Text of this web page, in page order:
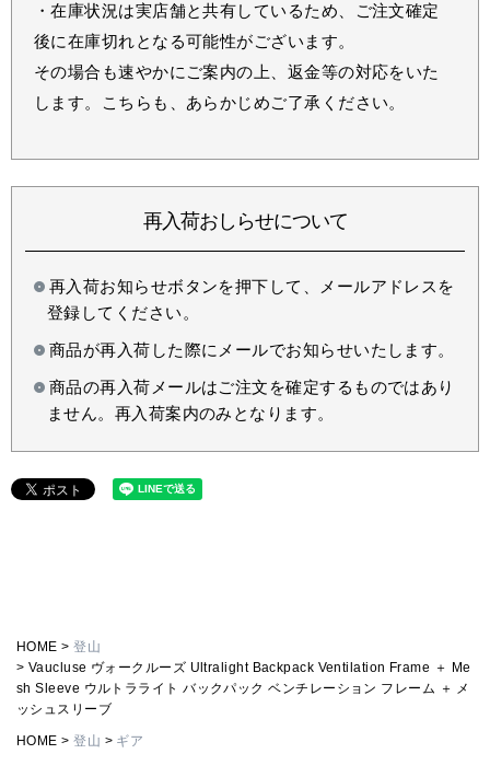
・在庫状況は実店舗と共有しているため、ご注文確定
後に在庫切れとなる可能性がございます。
その場合も速やかにご案内の上、返金等の対応をいた
します。こちらも、あらかじめご了承ください。
再入荷おしらせについて
再入荷お知らせボタンを押下して、メールアドレスを
登録してください。
商品が再入荷した際にメールでお知らせいたします。
商品の再入荷メールはご注文を確定するものではあり
ません。再入荷案内のみとなります。
HOME
登山
Vaucluse ヴォークルーズ Ultralight Backpack Ventilation Frame ＋ Me
sh Sleeve ウルトラライト バックパック ベンチレーション フレーム ＋ メ
ッシュスリーブ
HOME 登山 ギア